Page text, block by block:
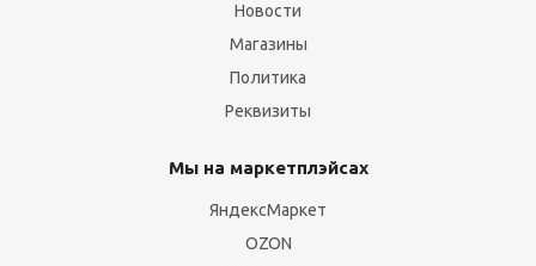
Новости
Магазины
Политика
Реквизиты
Мы на маркетплэйсах
ЯндексМаркет
OZON